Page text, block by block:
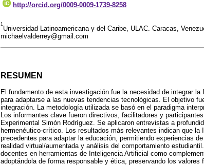
http://orcid.org/0009-0009-1739-8258
1
Universidad Latinoamericana y del Caribe, ULAC. Caracas,
michaelvalderrey@gmail.com
RESUMEN
El fundamento de esta investigación fue la necesidad de integrar
para adaptarse a las nuevas tendencias tecnológicas. El objetivo
integración. La metodología utilizada se basó en el paradigma
Los informantes clave fueron directivos, facilitadores y
Experimental Simón Rodríguez. Se aplicaron entrevistas a
hermenéutico-crítico. Los resultados más relevantes indican que
precedentes para adaptar la educación, permitiendo experiencias
realidad virtual/aumentada y análisis del comportamiento
docentes en herramientas de Inteligencia Artificial como
adoptándola de forma responsable y ética, preservando los